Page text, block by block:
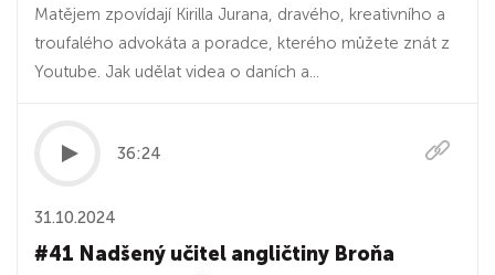
Matějem zpovídají Kirilla Jurana, dravého, kreativního a
troufalého advokáta a poradce, kterého můžete znát z
Youtube. Jak udělat videa o daních a...
36:24
31.10.2024
#41 Nadšený učitel angličtiny Broňa